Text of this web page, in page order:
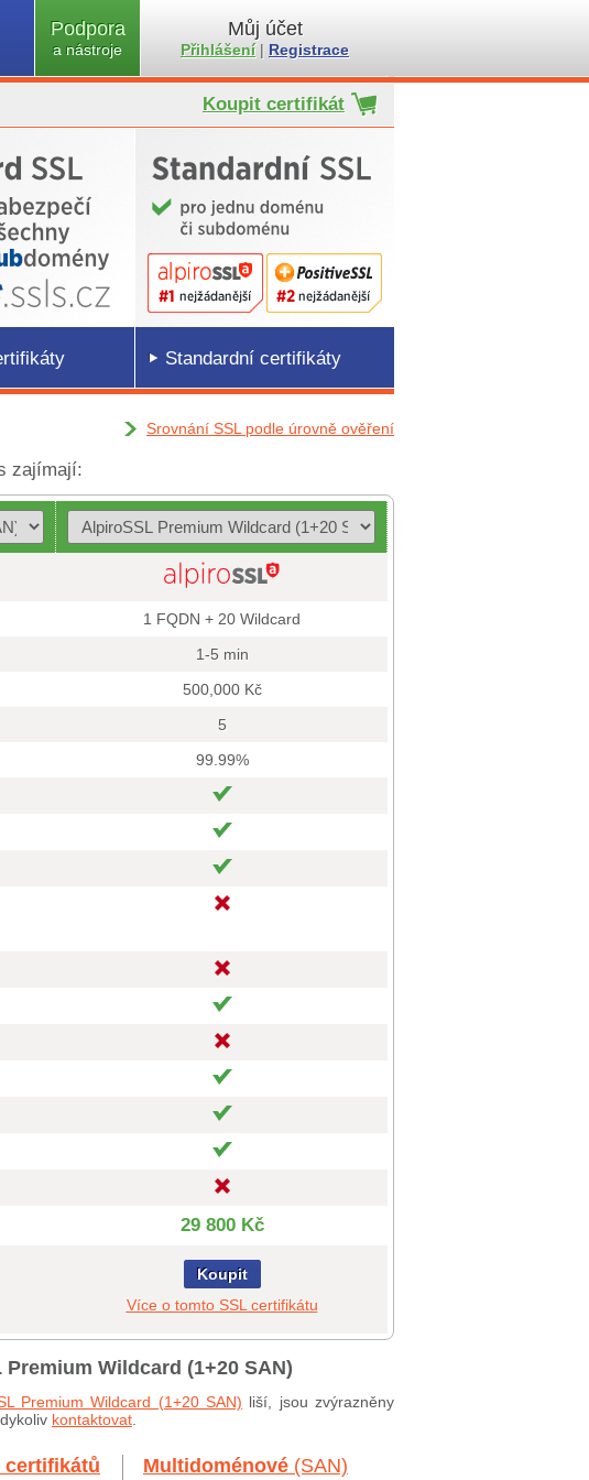
Podpora
a nástroje
Můj účet
Přihlášení| Registrace
Koupit certifikát
Standardní certifikáty
Srovnání SSL podle úrovně ověření
zajímají:
1 FQDN + 20 Wildcard
1-5 min
500,000 Kč
5
99.99%
29 800 Kč
Koupit
Více o tomto SSL certifikátu
Wildcard (1+20 SAN)
Premium Wildcard (1+20 SAN) liší, jsou zvýrazněny
kontaktovat
certifikátů Multidoménové (SAN)